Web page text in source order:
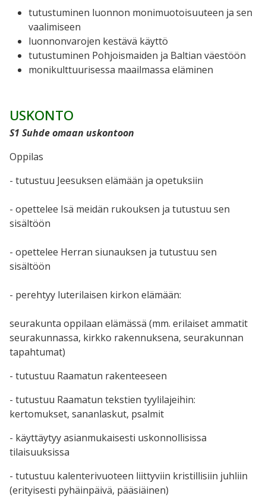
tutustuminen luonnon monimuotoisuuteen ja sen
vaalimiseen
luonnonvarojen kestävä käyttö
tutustuminen Pohjoismaiden ja Baltian väestöön
monikulttuurisessa maailmassa eläminen
USKONTO
S1 Suhde omaan uskontoon
Oppilas
- tutustuu Jeesuksen elämään ja opetuksiin
- opettelee Isä meidän rukouksen ja tutustuu sen
sisältöön
- opettelee Herran siunauksen ja tutustuu sen
sisältöön
- perehtyy luterilaisen kirkon elämään:
seurakunta oppilaan elämässä (mm. erilaiset ammatit
seurakunnassa, kirkko rakennuksena, seurakunnan
tapahtumat)
- tutustuu Raamatun rakenteeseen
- tutustuu Raamatun tekstien tyylilajeihin:
kertomukset, sananlaskut, psalmit
- käyttäytyy asianmukaisesti uskonnollisissa
tilaisuuksissa
- tutustuu kalenterivuoteen liittyviin kristillisiin juhliin
(erityisesti pyhäinpäivä, pääsiäinen)